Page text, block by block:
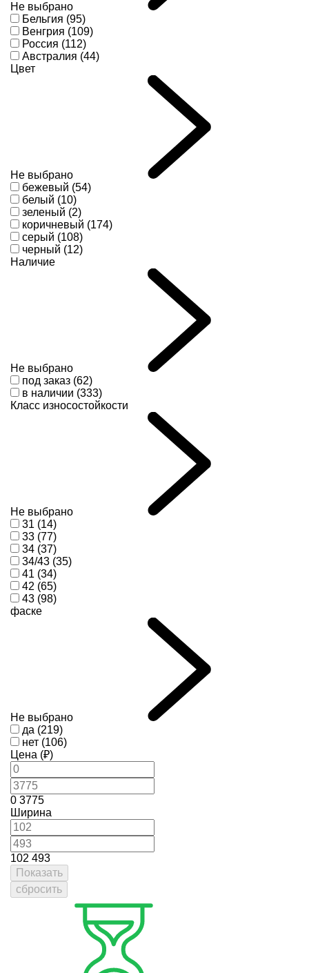
Не выбрано
Бельгия (95)
Венгрия (109)
Россия (112)
Австралия (44)
Цвет
Не выбрано
бежевый (54)
белый (10)
зеленый (2)
коричневый (174)
серый (108)
черный (12)
Наличие
Не выбрано
под заказ (62)
в наличии (333)
Класс износостойкости
Не выбрано
31 (14)
33 (77)
34 (37)
34/43 (35)
41 (34)
42 (65)
43 (98)
фаске
Не выбрано
да (219)
нет (106)
Цена (₽)
0 3775
Ширина
102 493
Показать
сбросить